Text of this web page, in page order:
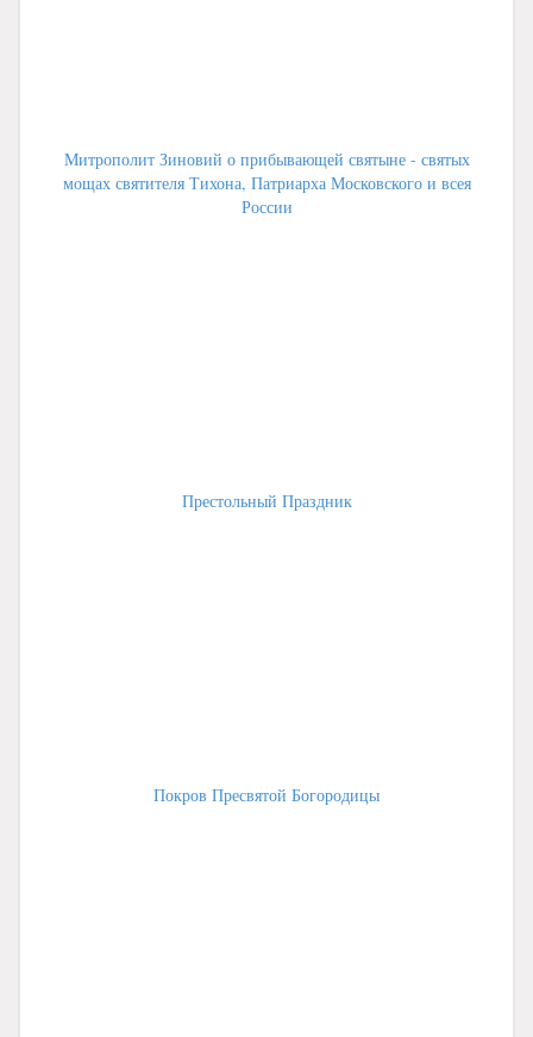
Митрополит Зиновий о прибывающей святыне - святых
мощах святителя Тихона, Патриарха Московского и всея
России
Престольный Праздник
Покров Пресвятой Богородицы